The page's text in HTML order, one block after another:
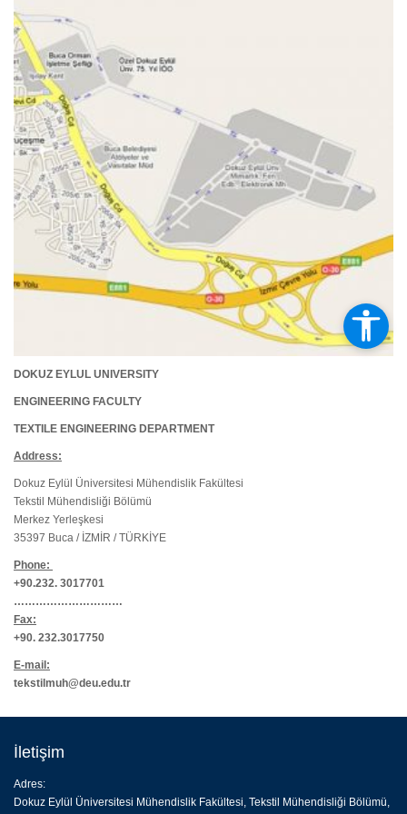
DOKUZ EYLUL UNIVERSITY
ENGINEERING FACULTY
TEXTILE ENGINEERING DEPARTMENT
Address:
Dokuz Eylül Üniversitesi Mühendislik Fakültesi
Tekstil Mühendisliği Bölümü
Merkez Yerleşkesi
35397 Buca / İZMİR / TÜRKİYE
Phone:
+90.232. 3017701
…………………………
Fax:
+90. 232.3017750
E-mail:
tekstilmuh@deu.edu.tr
İletişim
Adres:
Dokuz Eylül Üniversitesi Mühendislik Fakültesi, Tekstil Mühendisliği Bölümü,